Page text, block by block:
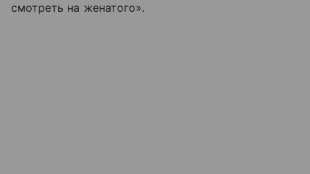
смотреть на женатого».